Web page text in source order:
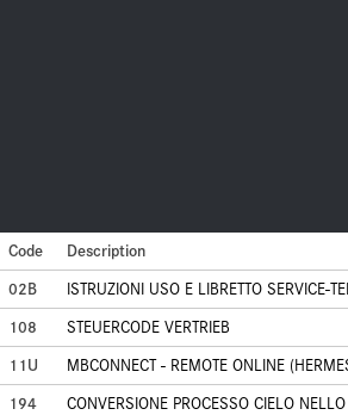
Code
Description
02B
ISTRUZIONI USO E LIBRETTO SERVICE-
108
STEUERCODE VERTRIEB
11U
MBCONNECT - REMOTE ONLINE
194
CONVERSIONE PROCESSO CIELO